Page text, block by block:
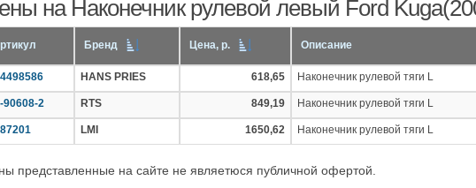
на Наконечник рулевой левый Ford
Бренд Цена, р. Описание
HANS PRIES 618,65 Наконечник рулевой тяги L
90608-2 RTS 849,19 Наконечник рулевой тяги L
LMI 1650,62 Наконечник рулевой тяги L
представленные на сайте не являетюся публичной офертой.